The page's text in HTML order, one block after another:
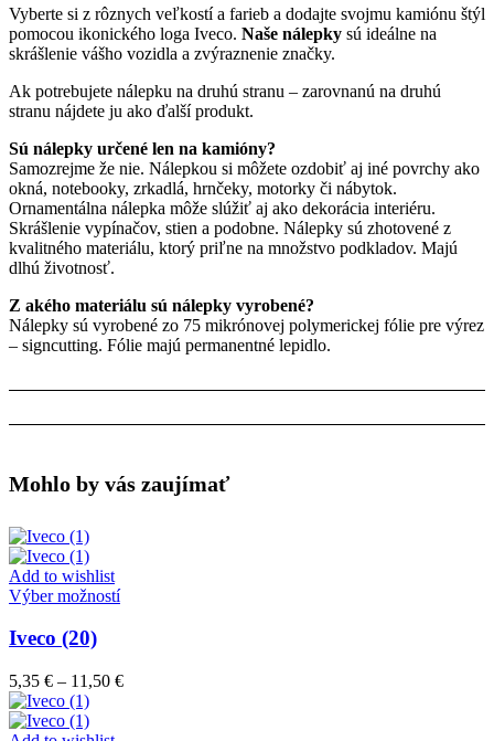
Vyberte si z rôznych veľkostí a farieb a dodajte svojmu kamiónu štýl
pomocou ikonického loga Iveco. Naše nálepky sú ideálne na
skrášlenie vášho vozidla a zvýraznenie značky.
Ak potrebujete nálepku na druhú stranu – zarovnanú na druhú
stranu nájdete ju ako ďalší produkt.
Sú nálepky určené len na kamióny?
Samozrejme že nie. Nálepkou si môžete ozdobiť aj iné povrchy ako
okná, notebooky, zrkadlá, hrnčeky, motorky či nábytok.
Ornamentálna nálepka môže slúžiť aj ako dekorácia interiéru.
Skrášlenie vypínačov, stien a podobne. Nálepky sú zhotovené z
kvalitného materiálu, ktorý priľne na množstvo podkladov. Majú
dlhú životnosť.
Z akého materiálu sú nálepky vyrobené?
Nálepky sú vyrobené zo 75 mikrónovej polymerickej fólie pre výrez
– signcutting. Fólie majú permanentné lepidlo.
Mohlo by vás zaujímať
Add to wishlist
Výber možnostíTento
variantov.
Iveco (20)
5,35 € – 11,50 €Price